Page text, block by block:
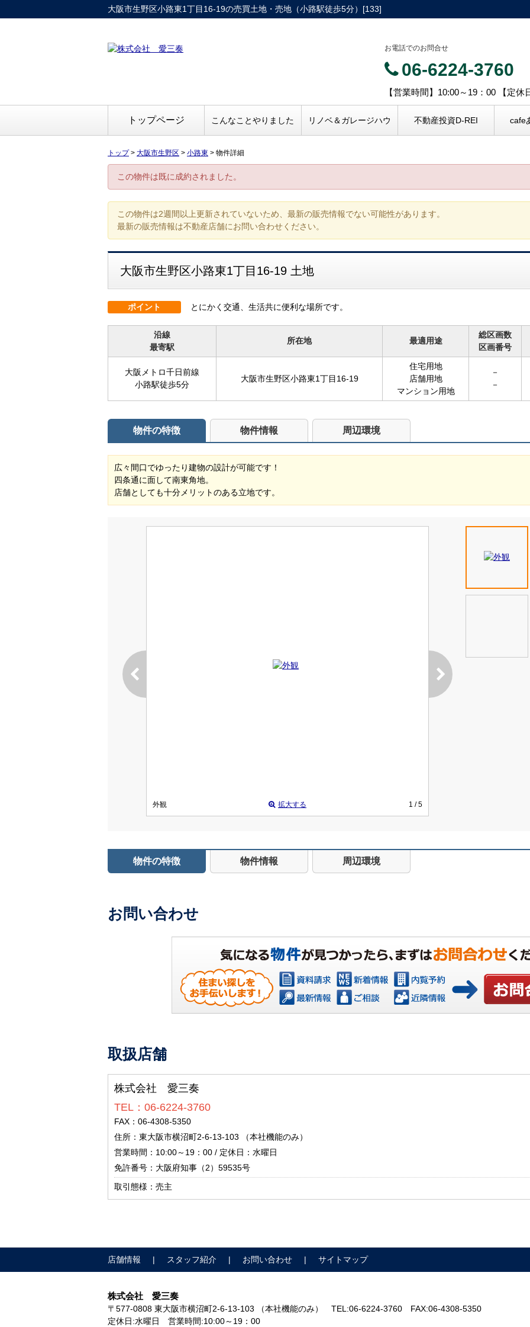
大阪市生野区小路東1丁目16-19の売買土地・売地（小路駅徒歩5分）[133]
お電話でのお問合せ
06-6224-3760
【営業時間】10:00～19：00 【定休
トップページ こんなことやりました リノベ＆ガレージハウ 不動産投資D-REI cafe
トップ> 大阪市生野区 > 小路東 > 物件詳細
この物件は既に成約されました。
この物件は2週間以上更新されていないため、最新の販売情報でない可能性があります。
最新の販売情報は不動産店舗にお問い合わせください。
大阪市生野区小路東1丁目16-19 土地
ポイント とにかく交通、生活共に便利な場所です。
沿線
最寄駅
所在地 最適用途
総区画数
区画番号
大阪メトロ千日前線
小路駅徒歩5分
大阪市生野区小路東1丁目16-19
住宅用地
店舗用地
マンション用地
－
－
物件の特徴 物件情報 周辺環境
広々間口でゆったり建物の設計が可能です！
四条通に面して南東角地。
店舗としても十分メリットのある立地です。
外観 拡大する 1 / 5
物件の特徴 物件情報 周辺環境
お問い合わせ
取扱店舗
株式会社 愛三奏
TEL：06-6224-3760
FAX：06-4308-5350
住所：東大阪市横沼町2-6-13-103 （本社機能のみ）
営業時間：10:00～19：00 / 定休日：水曜日
免許番号：大阪府知事（2）59535号
取引態様：売主
店舗情報 スタッフ紹介 お問い合わせ サイトマップ
株式会社 愛三奏
〒577-0808 東大阪市横沼町2-6-13-103 （本社機能のみ） TEL:06-6224-3760
FAX:06-4308-5350
定休日:水曜日
営業時間:10:00～19：00